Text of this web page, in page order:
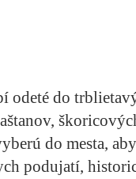
odeté do
do mesta,
podujatí,